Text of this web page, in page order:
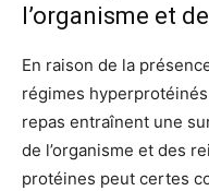
l’organisme et
En raison de la
régimes
repas entraînent une
de l’organisme et des
protéines peut certes